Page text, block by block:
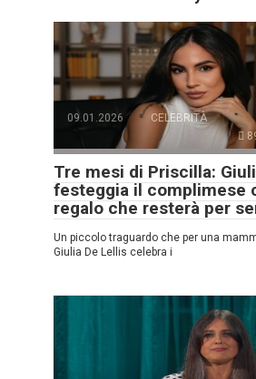
09.01.2026
CELEBRITÀ
Tre mesi di Priscilla:
festeggia il complimese
regalo che resterà per
Un piccolo traguardo che per una
Giulia De Lellis celebra i